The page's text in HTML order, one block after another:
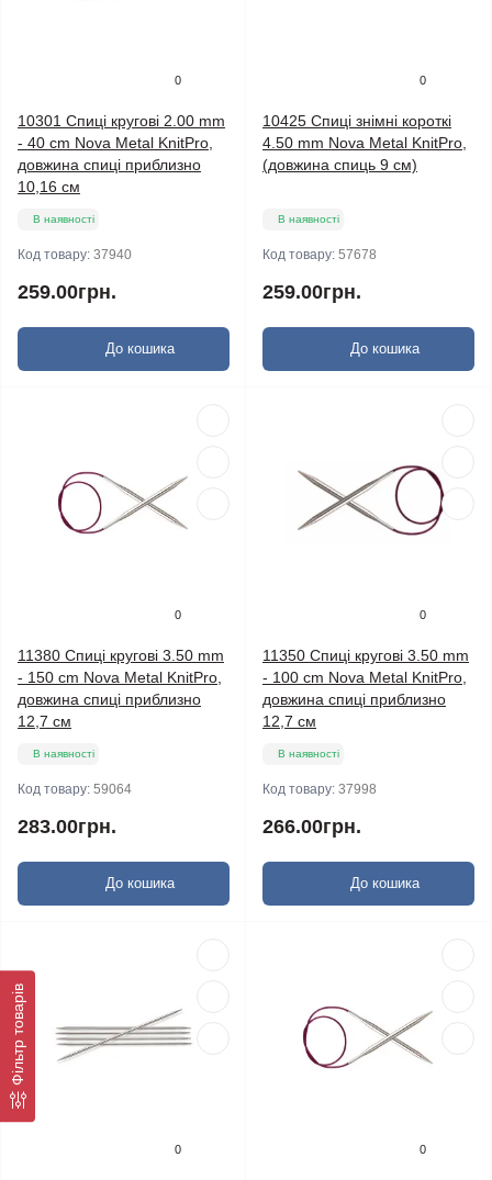
Фільтр товарів
0
10301 Спиці кругові 2.00 mm
- 40 cm Nova Metal KnitPro,
довжина спиці приблизно
10,16 см
В наявності
Код товару: 37940
259.00грн.
До кошика
0
10425 Спиці знімні короткі
4.50 mm Nova Metal KnitPro,
(довжина спиць 9 см)
В наявності
Код товару: 57678
259.00грн.
До кошика
0
11380 Спиці кругові 3.50 mm
- 150 cm Nova Metal KnitPro,
довжина спиці приблизно
12,7 см
В наявності
Код товару: 59064
283.00грн.
До кошика
0
11350 Спиці кругові 3.50 mm
- 100 cm Nova Metal KnitPro,
довжина спиці приблизно
12,7 см
В наявності
Код товару: 37998
266.00грн.
До кошика
0 0